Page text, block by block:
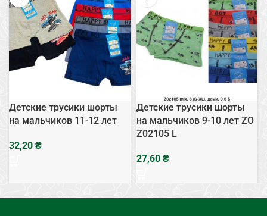
Детские трусики шорты
на мальчиков 11-12 лет
₴
Детские трусики шорты
на мальчиков 9-10 лет ZO
Z02105 L
₴